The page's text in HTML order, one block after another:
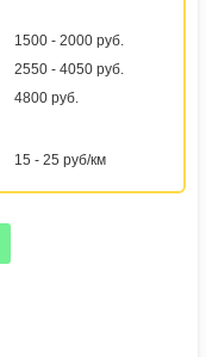
1500 - 2000 руб.
2550 - 4050 руб.
4800 руб.
15 - 25 руб/км